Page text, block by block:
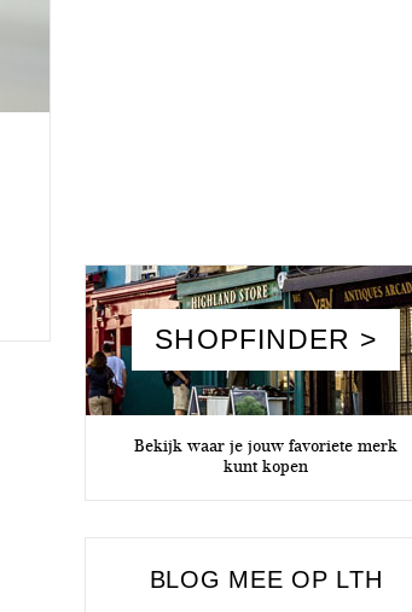
SHOPFINDER >
Bekijk waar je jouw favoriete merk
kunt kopen
BLOG MEE OP LTH